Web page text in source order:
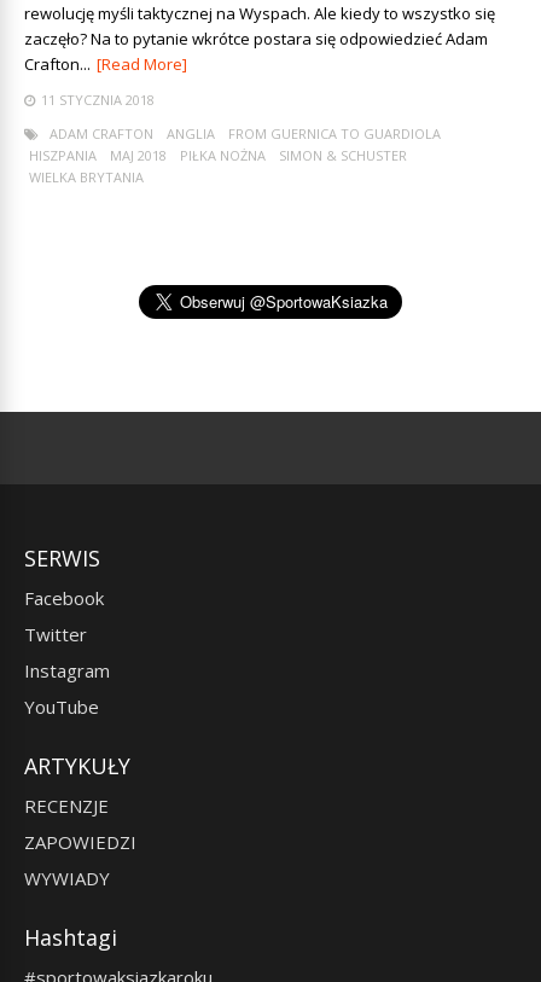
rewolucję myśli taktycznej na Wyspach. Ale kiedy to wszystko się
zaczęło? Na to pytanie wkrótce postara się odpowiedzieć Adam
Crafton... [Read More]
11 STYCZNIA 2018
ADAM CRAFTON
ANGLIA
FROM GUERNICA TO GUARDIOLA
HISZPANIA
MAJ 2018 PIŁKA NOŻNA
SIMON & SCHUSTER
WIELKA BRYTANIA
SERWIS
Facebook
Twitter
Instagram
YouTube
ARTYKUŁY
RECENZJE
ZAPOWIEDZI
WYWIADY
Hashtagi
#sportowaksiazkaroku